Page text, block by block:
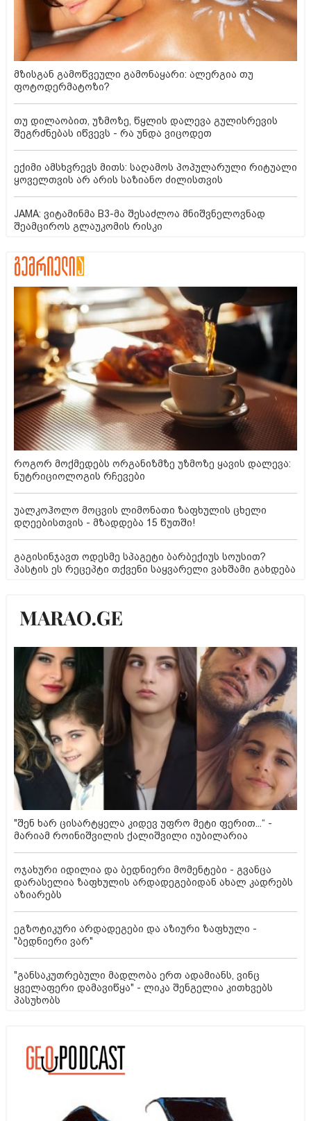
მზისგან გამოწვეული გამონაყარი: ალერგია თუ
ფოტოდერმატოზი?
თუ დილაობით, უზმოზე, წყლის დალევა გულისრევის
შეგრძნებას იწვევს - რა უნდა ვიცოდეთ
ექიმი ამსხვრევს მითს: საღამოს პოპულარული რიტუალი
ყოველთვის არ არის საზიანო ძილისთვის
JAMA: ვიტამინმა B3-მა შესაძლოა მნიშვნელოვნად
შეამციროს გლაუკომის რისკი
როგორ მოქმედებს ორგანიზმზე უზმოზე ყავის დალევა:
ნუტრიციოლოგის რჩევები
უალკოჰოლო მოცვის ლიმონათი ზაფხულის ცხელი
დღეებისთვის - მზადდება 15 წუთში!
გაგისინჯავთ ოდესმე სპაგეტი ბარბექიუს სოუსით?
პასტის ეს რეცეპტი თქვენი საყვარელი ვახშამი გახდება
"შენ ხარ ცისარტყელა კიდევ უფრო მეტი ფერით...“ -
მარიამ როინიშვილის ქალიშვილი იუბილარია
ოჯახური იდილია და ბედნიერი მომენტები - გვანცა
დარასელია ზაფხულის არდადეგებიდან ახალ კადრებს
აზიარებს
ეგზოტიკური არდადეგები და აზიური ზაფხული -
"ბედნიერი ვარ"
"განსაკუთრებული მადლობა ერთ ადამიანს, ვინც
ყველაფერი დამავიწყა" - ლიკა შენგელია კითხვებს
პასუხობს